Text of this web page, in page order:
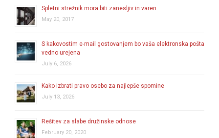
Spletni strežnik mora biti zanesljiv in varen
May 20, 2017
S kakovostim e-mail gostovanjem bo vaša elektronska pošta
vedno urejena
July 6, 2026
Kako izbrati pravo osebo za najlepše spomine
July 13, 2026
Rešitev za slabe družinske odnose
February 20, 2020